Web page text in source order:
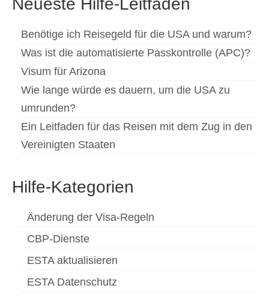
Neueste Hilfe-Leitfäden
Benötige ich Reisegeld für die USA und warum?
Was ist die automatisierte Passkontrolle (APC)?
Visum für Arizona
Wie lange würde es dauern, um die USA zu
umrunden?
Ein Leitfaden für das Reisen mit dem Zug in den
Vereinigten Staaten
Hilfe-Kategorien
Änderung der Visa-Regeln
CBP-Dienste
ESTA aktualisieren
ESTA Datenschutz